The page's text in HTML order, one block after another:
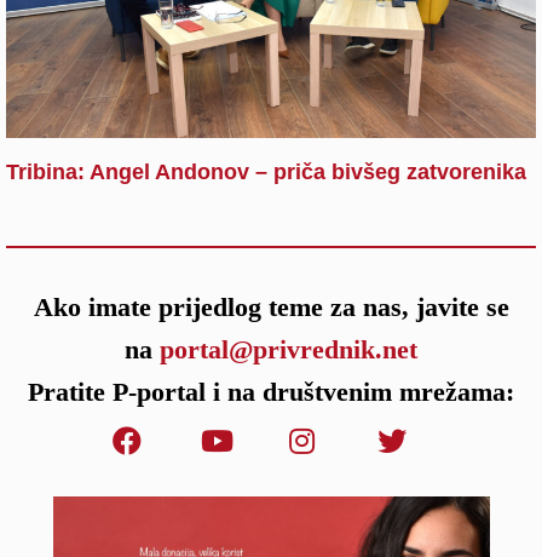
Tribina: Angel Andonov – priča bivšeg zatvorenika
Ako imate prijedlog teme za nas, javite se
na portal@privrednik.net
Pratite P-portal i na društvenim mrežama: